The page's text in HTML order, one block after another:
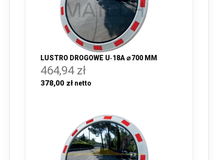
LUSTRO DROGOWE U‑18A ⌀ 700 MM
464,94 zł
378,00 zł